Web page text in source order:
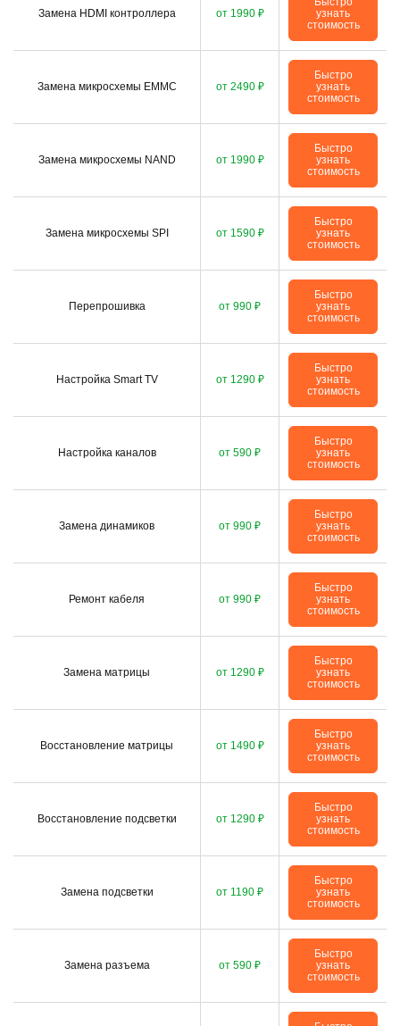
Замена HDMI контроллера от 1990 ₽
узнать
стоимость
Замена микросхемы EMMC от 2490 ₽
Быстро
узнать
стоимость
Замена микросхемы NAND от 1990 ₽
Быстро
узнать
стоимость
Замена микросхемы SPI от 1590 ₽
Быстро
узнать
стоимость
Перепрошивка от 990 ₽
Быстро
узнать
стоимость
Настройка Smart TV от 1290 ₽
Быстро
узнать
стоимость
Настройка каналов от 590 ₽
Быстро
узнать
стоимость
Замена динамиков от 990 ₽
Быстро
узнать
стоимость
Ремонт кабеля от 990 ₽
Быстро
узнать
стоимость
Замена матрицы от 1290 ₽
Быстро
узнать
стоимость
Восстановление матрицы от 1490 ₽
Быстро
узнать
стоимость
Восстановление подсветки от 1290 ₽
Быстро
узнать
стоимость
Замена подсветки от 1190 ₽
Быстро
узнать
стоимость
Замена разъема от 590 ₽
Быстро
узнать
стоимость